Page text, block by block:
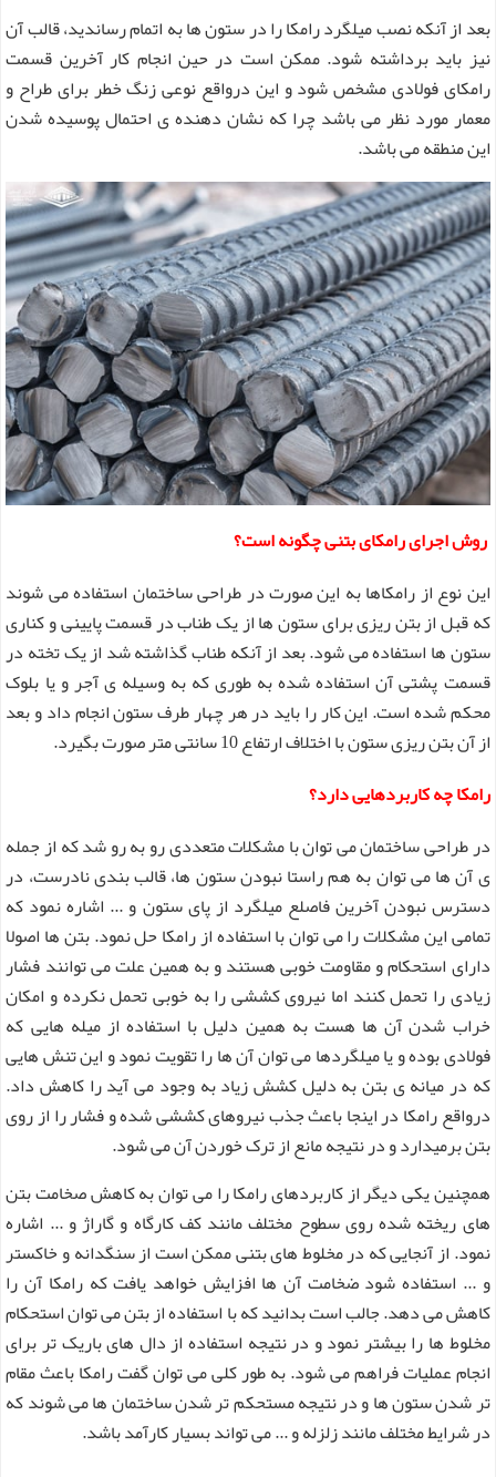
بعد از آنکه نصب میلگرد رامکا را در ستون ها به اتمام رساندید، قالب آن
نیز باید برداشته شود. ممکن است در حین انجام کار آخرین قسمت
رامکای فولادی مشخص شود و این درواقع نوعی زنگ خطر برای طراح و
معمار مورد نظر می باشد چرا که نشان دهنده ی احتمال پوسیده شدن
این منطقه می باشد.
روش اجرای رامکای بتنی چگونه است؟
این نوع از رامکاها به این صورت در طراحی ساختمان استفاده می شوند
که قبل از بتن ریزی برای ستون ها از یک طناب در قسمت پایینی و کناری
ستون ها استفاده می شود. بعد از آنکه طناب گذاشته شد از یک تخته در
قسمت پشتی آن استفاده شده به طوری که به وسیله ی آجر و یا بلوک
محکم شده است. این کار را باید در هر چهار طرف ستون انجام داد و بعد
از آن بتن ریزی ستون با اختلاف ارتفاع 10 سانتی متر صورت بگیرد.
رامکا چه کاربردهایی دارد؟
در طراحی ساختمان می توان با مشکلات متعددی رو به رو شد که از جمله
ی آن ها می توان به هم راستا نبودن ستون ها، قالب بندی نادرست، در
دسترس نبودن آخرین فاصلع میلگرد از پای ستون و ... اشاره نمود که
تمامی این مشکلات را می توان با استفاده از رامکا حل نمود. بتن ها اصولا
دارای استحکام و مقاومت خوبی هستند و به همین علت می توانند فشار
زیادی را تحمل کنند اما نیروی کششی را به خوبی تحمل نکرده و امکان
خراب شدن آن ها هست به همین دلیل با استفاده از میله هایی که
فولادی بوده و یا میلگردها می توان آن ها را تقویت نمود و این تنش هایی
که در میانه ی بتن به دلیل کشش زیاد به وجود می آید را کاهش داد.
درواقع رامکا در اینجا باعث جذب نیروهای کششی شده و فشار را از روی
بتن برمیدارد و در نتیجه مانع از ترک خوردن آن می شود.
همچنین یکی دیگر از کاربردهای رامکا را می توان به کاهش صخامت بتن
های ریخته شده روی سطوح مختلف مانند کف کارگاه و گاراژ و ... اشاره
نمود. از آنجایی که در مخلوط های بتنی ممکن است از سنگدانه و خاکستر
و ... استفاده شود ضخامت آن ها افزایش خواهد یافت که رامکا آن را
کاهش می دهد. جالب است بدانید که با استفاده از بتن می توان استحکام
مخلوط ها را بیشتر نمود و در نتیجه استفاده از دال های باریک تر برای
انجام عملیات فراهم می شود. به طور کلی می توان گفت رامکا باعث مقام
تر شدن ستون ها و در نتیجه مستحکم تر شدن ساختمان ها می شوند که
در شرایط مختلف مانند زلزله و ... می تواند بسیار کارآمد باشد.